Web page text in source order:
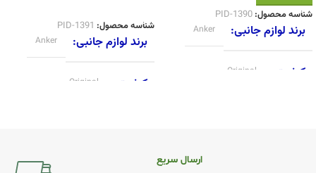
شناسه محصول: PID-1390
برند لوازم جانبی Anker
کیفیت Original
شناسه محصول: PID-1391
برند لوازم جانبی Anker
کیفیت Original
ارسال سریع